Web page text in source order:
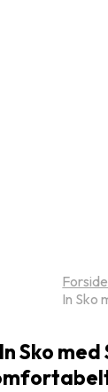
Forside
In Sko
Sko